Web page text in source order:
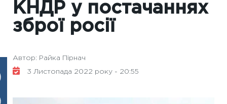
КНДР у постачаннях
зброї росії
Автор: Райка Пірнач
3 Листопада 2022 року - 20:55